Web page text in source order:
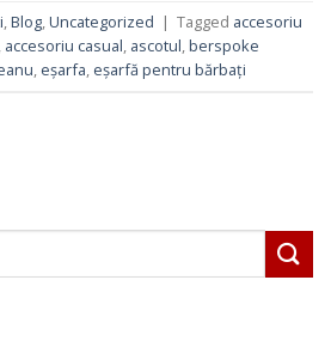
,Blog,Uncategorized | Tagged accesoriu
, accesoriu casual, ascotul,berspoke
, eșarfa, eșarfă pentru bărbați